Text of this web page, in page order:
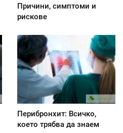
Причини, симптоми и
рискове
Перибронхит: Всичко,
което трябва да знаем